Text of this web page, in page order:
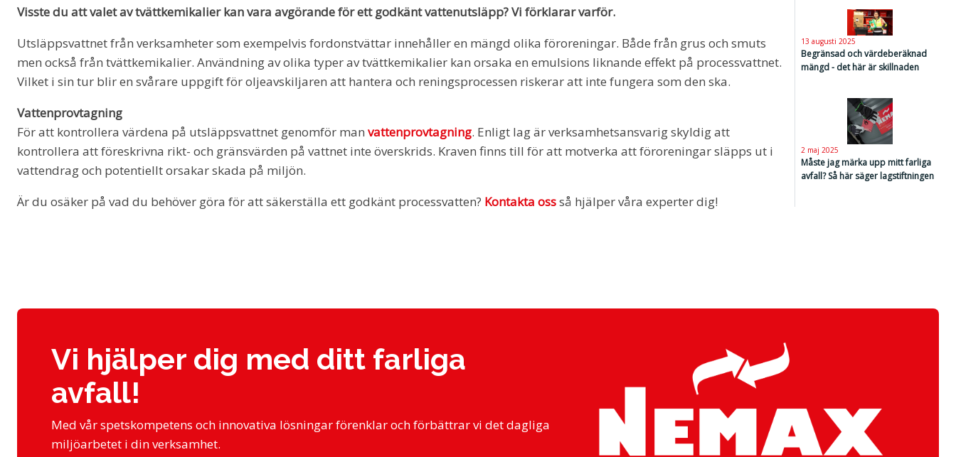
Visste du att valet av tvättkemikalier kan vara avgörande för ett godkänt vattenutsläpp? Vi förklarar varför.
Utsläppsvattnet från verksamheter som exempelvis fordonstvättar innehåller en mängd olika föroreningar. Både från grus och smuts
men också från tvättkemikalier. Användning av olika typer av tvättkemikalier kan orsaka en emulsions liknande effekt på processvattnet.
Vilket i sin tur blir en svårare uppgift för oljeavskiljaren att hantera och reningsprocessen riskerar att inte fungera som den ska.
Vattenprovtagning
För att kontrollera värdena på utsläppsvattnet genomför man vattenprovtagning. Enligt lag är verksamhetsansvarig skyldig att
kontrollera att föreskrivna rikt- och gränsvärden på vattnet inte överskrids. Kraven finns till för att motverka att föroreningar släpps ut i
vattendrag och potentiellt orsakar skada på miljön.
Är du osäker på vad du behöver göra för att säkerställa ett godkänt processvatten? Kontakta ossså hjälper våra experter dig!
13 augusti 2025
Begränsad och värdeberäknad
mängd - det här är skillnaden
2 maj 2025
Måste jag märka upp mitt farliga
avfall? Så här säger lagstiftningen
Vi hjälper dig med ditt farliga
avfall!
Med vår spetskompetens och innovativa lösningar förenklar och förbättrar vi det dagliga
miljöarbetet i din verksamhet.